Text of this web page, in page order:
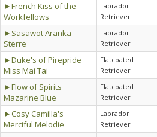
►French Kiss of the
Workfellows
Labrador
Retriever
►Sasawot Aranka
Sterre
Labrador
Retriever
►Duke's of Pirepride
Miss Mai Tai
Flatcoated
Retriever
►Flow of Spirits
Mazarine Blue
Flatcoated
Retriever
►Cosy Camilla's
Merciful Melodie
Labrador
Retriever